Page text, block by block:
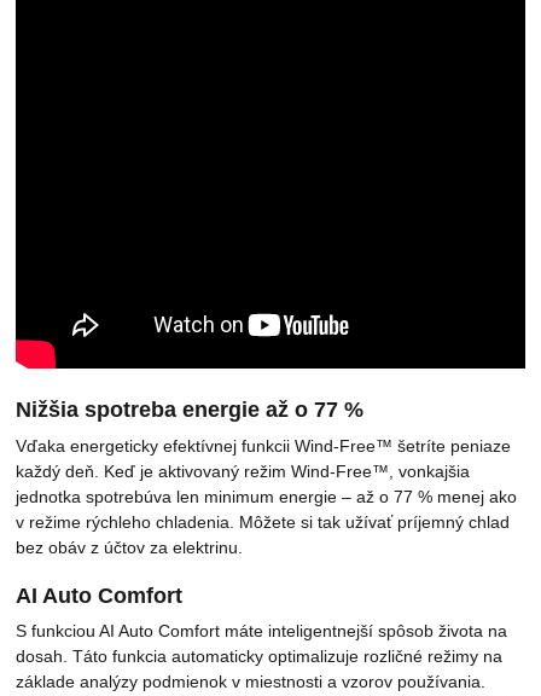
Nižšia spotreba energie až o 77 %
Vďaka energeticky efektívnej funkcii Wind-Free™ šetríte peniaze
každý deň. Keď je aktivovaný režim Wind-Free™, vonkajšia
jednotka spotrebúva len minimum energie – až o 77 % menej ako
v režime rýchleho chladenia. Môžete si tak užívať príjemný chlad
bez obáv z účtov za elektrinu.
AI Auto Comfort
S funkciou AI Auto Comfort máte inteligentnejší spôsob života na
dosah. Táto funkcia automaticky optimalizuje rozličné režimy na
základe analýzy podmienok v miestnosti a vzorov používania.